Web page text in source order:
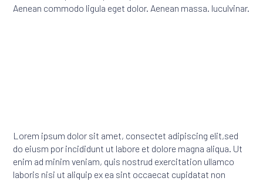
Aenean commodo ligula eget dolor. Aenean massa. luculvinar.
Lorem ipsum dolor sit amet, consectet adipiscing elit,sed
do eiusm por incididunt ut labore et dolore magna aliqua. Ut
enim ad minim veniam, quis nostrud exercitation ullamco
laboris nisi ut aliquip ex ea sint occaecat cupidatat non